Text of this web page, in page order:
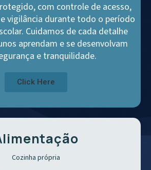
com controle de acesso,
vigilância durante todo o período
Cuidamos de cada detalhe
aprendam e se desenvolvam
e tranquilidade.
Click Here
Cozinha própria